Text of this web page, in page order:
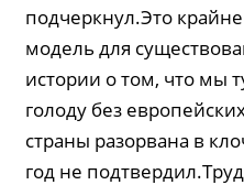
подчеркнул.Это
модель для
истории о том, что мы
голоду без
страны разорвана в
год не